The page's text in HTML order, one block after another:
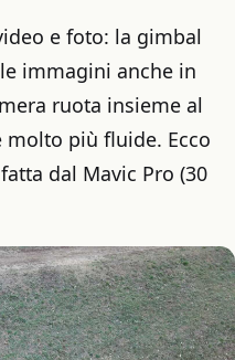
e foto: la gimbal
immagini anche in
ruota insieme al
molto più fluide. Ecco
dal Mavic Pro (30